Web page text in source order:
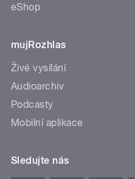
eShop
mujRozhlas
Živé vysílání
Audioarchiv
Podcasty
Mobilní aplikace
Sledujte nás